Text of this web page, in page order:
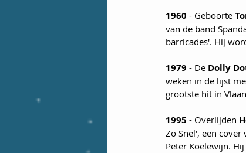
1960 - Geboorte
van de band
barricades'. Hij
1979 - De Dolly
weken in de lijst
grootste hit in
1995 - Overlijden
Zo Snel', een
Peter Koelewijn.